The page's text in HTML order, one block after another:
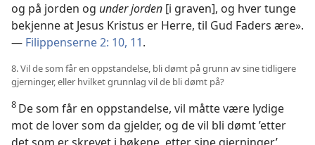
og på jorden og under jorden [i graven], og hver tunge
bekjenne at Jesus Kristus er Herre, til Gud Faders ære».
— Filippenserne 2: 10, 11.
8. Vil de som får en oppstandelse, bli dømt på grunn av sine tidligere
gjerninger, eller hvilket grunnlag vil de bli dømt på?
8 De som får en oppstandelse, vil måtte være lydige
mot de lover som da gjelder, og de vil bli dømt ’etter